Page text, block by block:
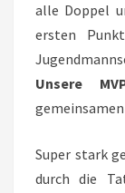
alle Doppel
ersten
Unsere
Super stark
durch die